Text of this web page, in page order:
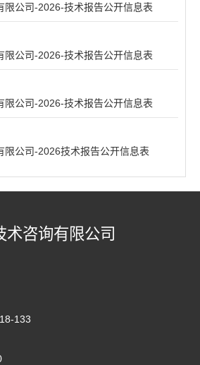
限公司-2026-技术报告公开信息表
限公司-2026-技术报告公开信息表
限公司-2026-技术报告公开信息表
限公司-2026技术报告公开信息表
咨询有限公司
133